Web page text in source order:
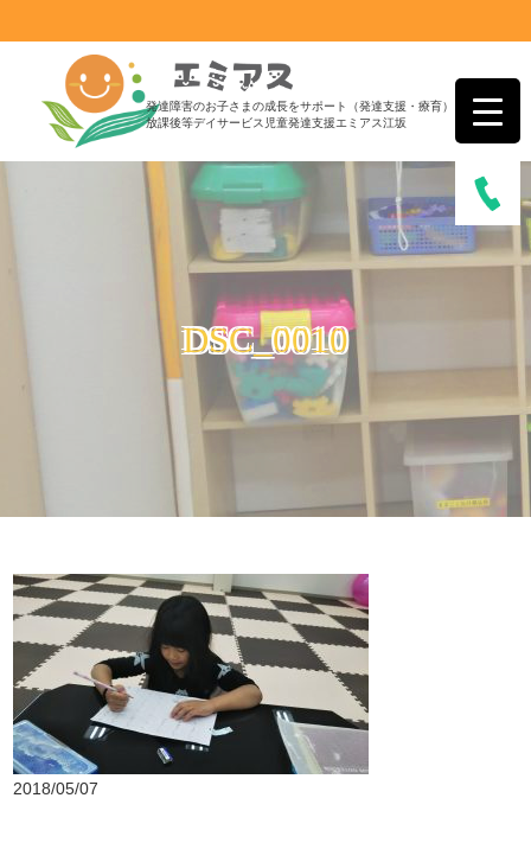
発達障害のお子さまの成長をサポート（発達支援・療育）
放課後等デイサービス児童発達支援エミアス江坂
DSC_0010
2018/05/07